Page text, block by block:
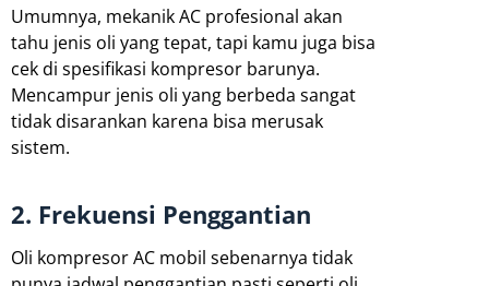
Umumnya, mekanik AC profesional akan
tahu jenis oli yang tepat, tapi kamu juga bisa
cek di spesifikasi kompresor barunya.
Mencampur jenis oli yang berbeda sangat
tidak disarankan karena bisa merusak
sistem.
2. Frekuensi Penggantian
Oli kompresor AC mobil sebenarnya tidak